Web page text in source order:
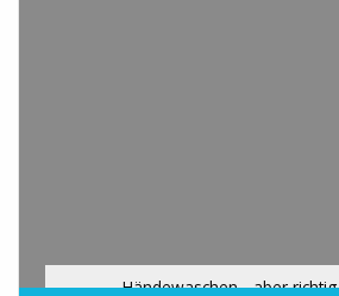
Händewaschen - aber richtig